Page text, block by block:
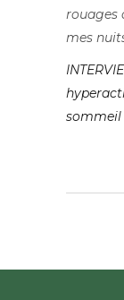
rouages
mes
sommeil